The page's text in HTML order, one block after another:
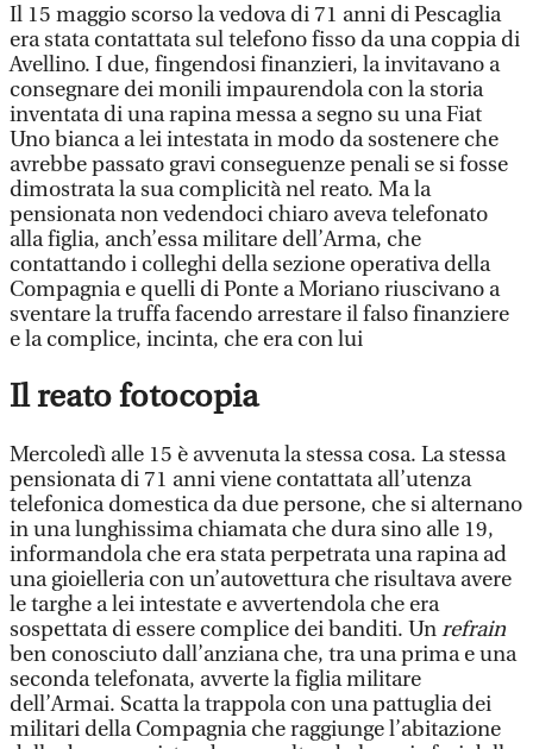
Il 15 maggio scorso la vedova di 71 anni di Pescaglia
era stata contattata sul telefono fisso da una coppia di
Avellino. I due, fingendosi finanzieri, la invitavano a
consegnare dei monili impaurendola con la storia
inventata di una rapina messa a segno su una Fiat
Uno bianca a lei intestata in modo da sostenere che
avrebbe passato gravi conseguenze penali se si fosse
dimostrata la sua complicità nel reato. Ma la
pensionata non vedendoci chiaro aveva telefonato
alla figlia, anch’essa militare dell’Arma, che
contattando i colleghi della sezione operativa della
Compagnia e quelli di Ponte a Moriano riuscivano a
sventare la truffa facendo arrestare il falso finanziere
e la complice, incinta, che era con lui
Il reato fotocopia
Mercoledì alle 15 è avvenuta la stessa cosa. La stessa
pensionata di 71 anni viene contattata all’utenza
telefonica domestica da due persone, che si alternano
in una lunghissima chiamata che dura sino alle 19,
informandola che era stata perpetrata una rapina ad
una gioielleria con un’autovettura che risultava avere
le targhe a lei intestate e avvertendola che era
sospettata di essere complice dei banditi. Unrefrain
ben conosciuto dall’anziana che, tra una prima e una
seconda telefonata, avverte la figlia militare
dell’Armai. Scatta la trappola con una pattuglia dei
militari della Compagnia che raggiunge l’abitazione